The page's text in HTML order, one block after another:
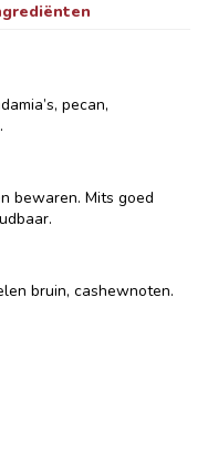
pecan,
bewaren. Mits goed
bruin, cashewnoten.